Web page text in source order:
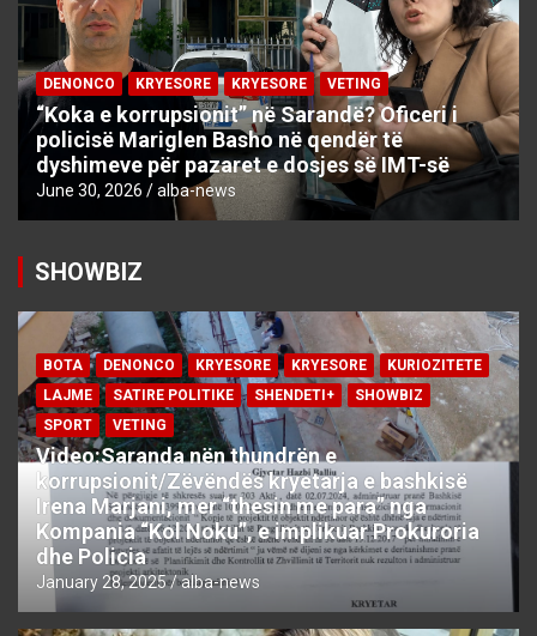
DENONCO KRYESORE KRYESORE VETING
“Koka e korrupsionit” në Sarandë? Oficeri i
policisë Mariglen Basho në qendër të
dyshimeve për pazaret e dosjes së IMT-së
June 30, 2026 alba-news
SHOWBIZ
BOTA DENONCO KRYESORE KRYESORE
KURIOZITETE
LAJME
SATIRE POLITIKE SHENDETI+
SHOWBIZ
SPORT
VETING
Video:Saranda nën thundrën e
korrupsionit/Zëvëndës kryetarja e bashkisë
Irena Marjani, mer “thesin me para” nga
Kompania “Kol Noku”, e implikuar Prokuroria
dhe Policia
January 28, 2025 alba-news